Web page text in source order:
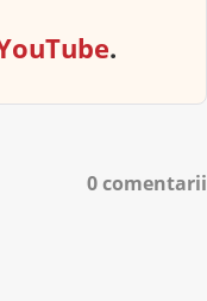
.
0 comentarii